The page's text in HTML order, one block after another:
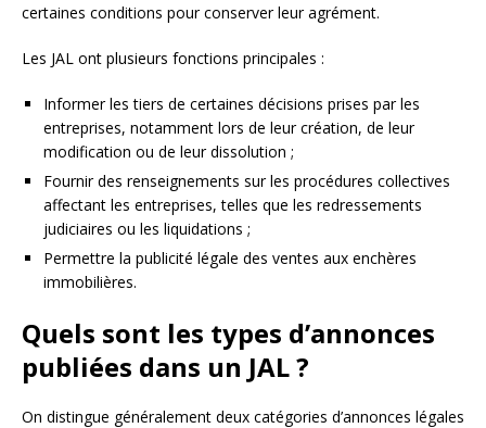
certaines conditions pour conserver leur agrément.
Les JAL ont plusieurs fonctions principales :
Informer les tiers de certaines décisions prises par les
entreprises, notamment lors de leur création, de leur
modification ou de leur dissolution ;
Fournir des renseignements sur les procédures collectives
affectant les entreprises, telles que les redressements
judiciaires ou les liquidations ;
Permettre la publicité légale des ventes aux enchères
immobilières.
Quels sont les types d’annonces
publiées dans un JAL ?
On distingue généralement deux catégories d’annonces légales